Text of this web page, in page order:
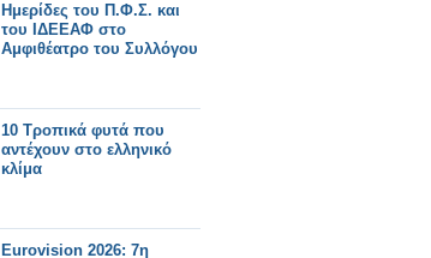
Ημερίδες του Π.Φ.Σ. και
του ΙΔΕΕΑΦ στο
Αμφιθέατρο του Συλλόγου
10 Τροπικά φυτά που
αντέχουν στο ελληνικό
κλίμα
Eurovision 2026: 7η